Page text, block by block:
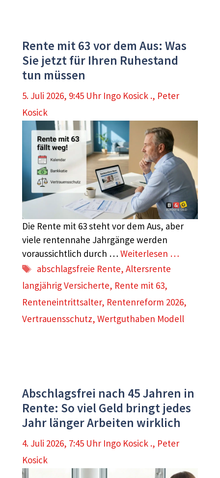
Rente mit 63 vor dem Aus: Was
Sie jetzt für Ihren Ruhestand
tun müssen
5. Juli 2026, 9:45 Uhr Ingo Kosick ., Peter
Kosick
Die Rente mit 63 steht vor dem Aus, aber
viele rentennahe Jahrgänge werden
voraussichtlich durch … Weiterlesen …
Schlagwörter
abschlagsfreie Rente,Altersrente
langjährig Versicherte, Rente mit 63,
Renteneintrittsalter, Rentenreform 2026,
Vertrauensschutz, Wertguthaben Modell
Abschlagsfrei nach 45 Jahren in
Rente: So viel Geld bringt jedes
Jahr länger Arbeiten wirklich
4. Juli 2026, 7:45 Uhr Ingo Kosick ., Peter
Kosick